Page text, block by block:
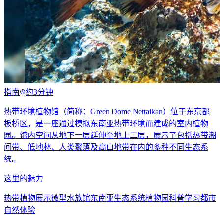
指南 约3分钟
热带环境植物馆（简称：Green Dome Nettaikan）位于东京都
板桥区，是一座通过模拟东南亚热带环境而建成的室内植物
园。馆内空间从地下一层延伸至地上二层，展示了包括热带潮
间带、低地林、人类聚落及高山地带在内的多种不同生态系
统。
这里的魅力
热带植物展示微型水族馆东南亚生态系统植物园科普学习都市
自然体验